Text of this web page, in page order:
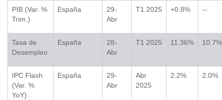
PIB (Var. %
Trim.)
España
29-
Abr
T1 2025 +0.8% --
Tasa de
Desempleo
España
28-
Abr
T1 2025 11.36% 10.7%
IPC Flash
(Var. %
YoY)
España
29-
Abr
Abr
2025
2.2% 2.0%